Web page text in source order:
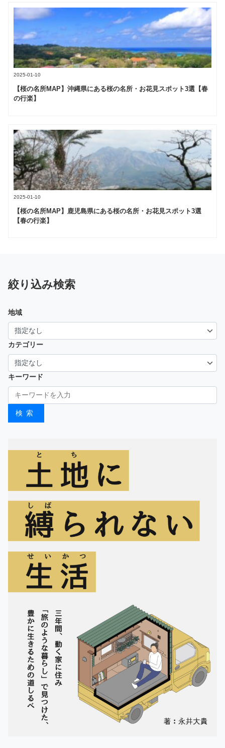
2025-01-10
【桜の名所MAP】沖縄県にある桜の名所・お花見スポット3選【春
の行楽】
2025-01-10
【桜の名所MAP】鹿児島県にある桜の名所・お花見スポット3選
【春の行楽】
絞り込み検索
地域
カテゴリー
キーワード
検索